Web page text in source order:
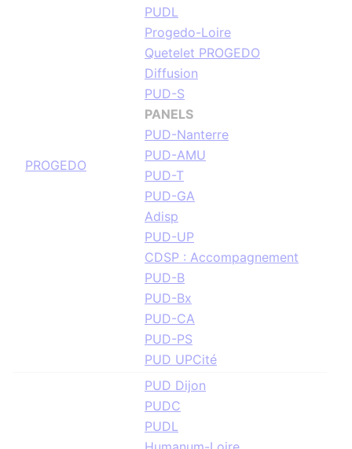
PROGEDO
PUDL
Progedo-Loire
Quetelet PROGEDO
Diffusion
PUD-S
PANELS
PUD-Nanterre
PUD-AMU
PUD-T
PUD-GA
Adisp
PUD-UP
CDSP : Accompagnement
PUD-B
PUD-Bx
PUD-CA
PUD-PS
PUD UPCité
PUD Dijon
PUDC
PUDL